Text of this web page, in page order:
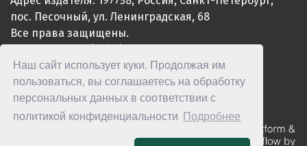
Наш сайт использует куки. Продолжая им
пользоваться, вы соглашаетесь на обработку
персональных данных в соответствии с
политикой конфиденциальности
Подробнее
пос. Песочный, ул. Ленинградская, 68
Все права защищены.
ISSN 2949-4915 (Online)